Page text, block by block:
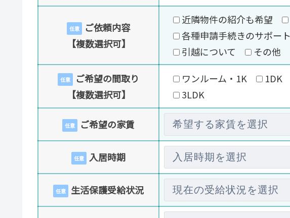
任意
ご依頼内容
【複数選択可】
近隣物件の紹介も希望
各種申請手続きのサポート
引越について
その他
任意
ご希望の間取り
【複数選択可】
ワンルーム・1K 1DK
3LDK
任意 ご希望の家賃
任意 入居時期
任意 生活保護受給状況